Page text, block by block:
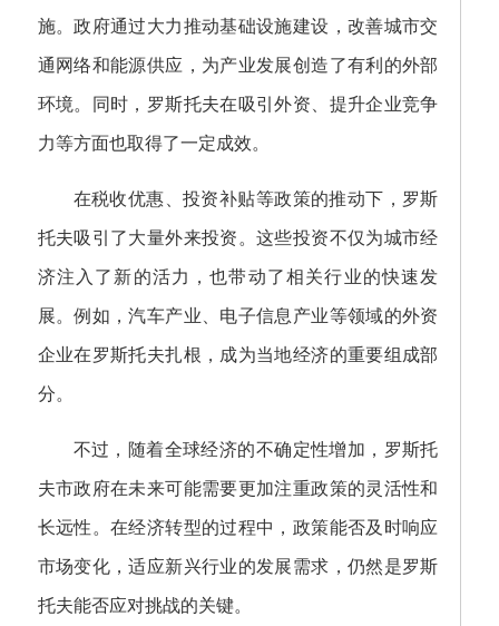
施。政府通过大力推动基础设施建设，改善城市交
通网络和能源供应，为产业发展创造了有利的外部
环境。同时，罗斯托夫在吸引外资、提升企业竞争
力等方面也取得了一定成效。
在税收优惠、投资补贴等政策的推动下，罗斯
托夫吸引了大量外来投资。这些投资不仅为城市经
济注入了新的活力，也带动了相关行业的快速发
展。例如，汽车产业、电子信息产业等领域的外资
企业在罗斯托夫扎根，成为当地经济的重要组成部
分。
不过，随着全球经济的不确定性增加，罗斯托
夫市政府在未来可能需要更加注重政策的灵活性和
长远性。在经济转型的过程中，政策能否及时响应
市场变化，适应新兴行业的发展需求，仍然是罗斯
托夫能否应对挑战的关键。